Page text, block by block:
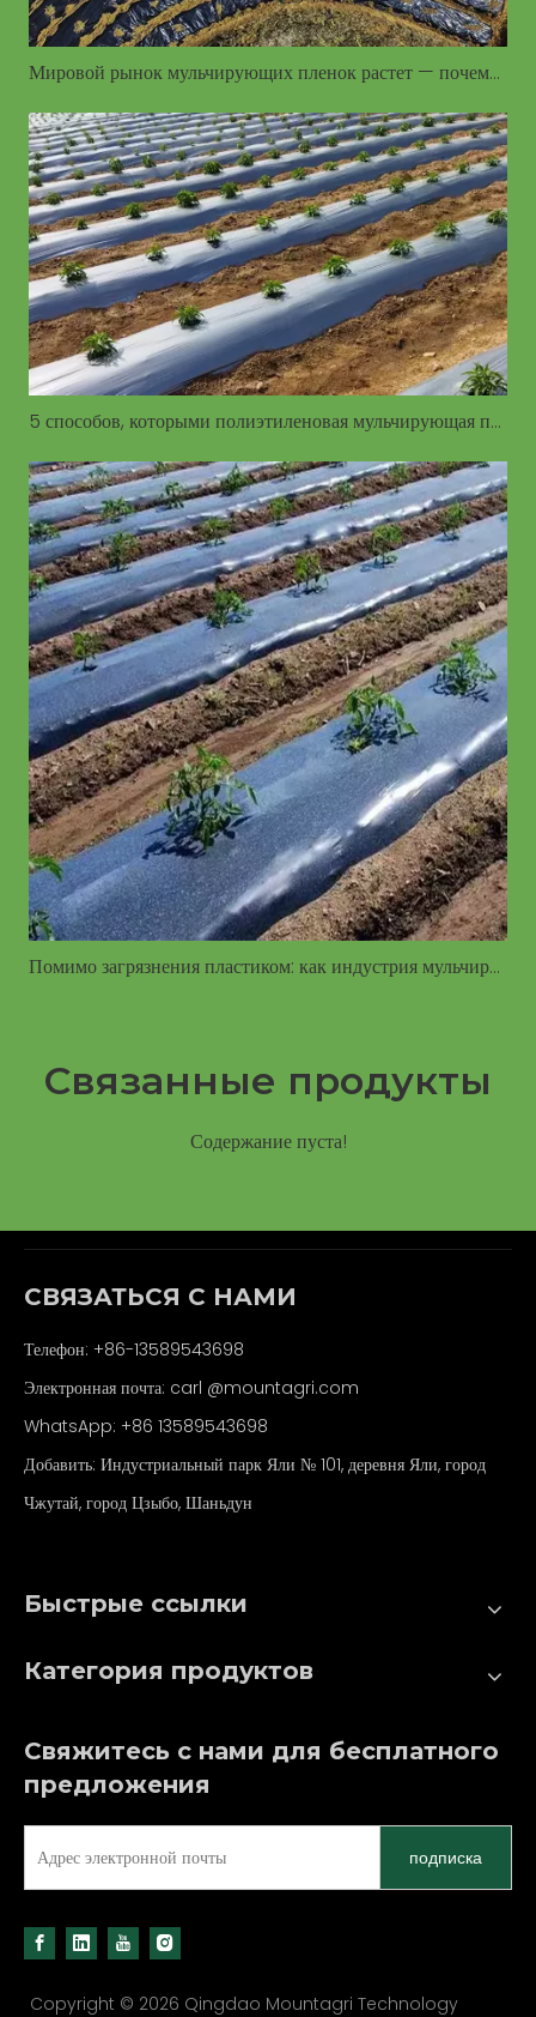
Мировой рынок мульчирующих пленок растет — почему фермеры обращаются к полиэтиленовой мульче для повышения урожайности
5 способов, которыми полиэтиленовая мульчирующая пленка изменит ваше сельское хозяйство — от влажности почвы до борьбы с сорняками
Помимо загрязнения пластиком: как индустрия мульчирующей пленки движется к устойчивому сельскому хозяйству
Связанные продукты
Содержание пуста!
СВЯЗАТЬСЯ С НАМИ
Телефон: +86-13589543698
Электронная почта: carl @mountagri.com
WhatsApp: +86 13589543698
Добавить: Индустриальный парк Яли № 101, деревня Яли, город
Чжутай, город Цзыбо, Шаньдун
Быстрые ссылки
Категория продуктов
Свяжитесь с нами для бесплатного
предложения
подписка
Copyright © 2026 Qingdao Mountagri Technology